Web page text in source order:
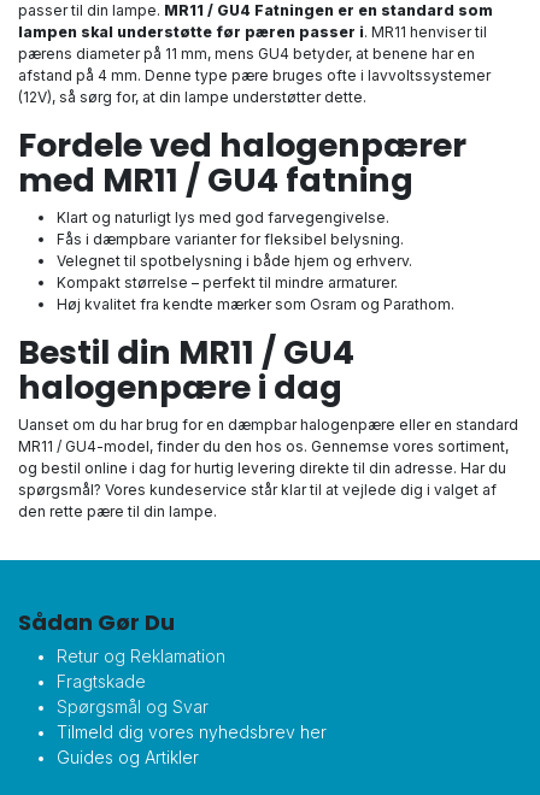
passer til din lampe. MR11 / GU4 Fatningen er en standard som
lampen skal understøtte før pæren passer i. MR11 henviser til
pærens diameter på 11 mm, mens GU4 betyder, at benene har en
afstand på 4 mm. Denne type pære bruges ofte i lavvoltssystemer
(12V), så sørg for, at din lampe understøtter dette.
Fordele ved halogenpærer
med MR11 / GU4 fatning
Klart og naturligt lys med god farvegengivelse.
Fås i dæmpbare varianter for fleksibel belysning.
Velegnet til spotbelysning i både hjem og erhverv.
Kompakt størrelse – perfekt til mindre armaturer.
Høj kvalitet fra kendte mærker som Osram og Parathom.
Bestil din MR11 / GU4
halogenpære i dag
Uanset om du har brug for en dæmpbar halogenpære eller en standard
MR11 / GU4-model, finder du den hos os. Gennemse vores sortiment,
og bestil online i dag for hurtig levering direkte til din adresse. Har du
spørgsmål? Vores kundeservice står klar til at vejlede dig i valget af
den rette pære til din lampe.
Sådan Gør Du
Retur og Reklamation
Fragtskade
Spørgsmål og Svar
Tilmeld dig vores nyhedsbrev her
Guides og Artikler